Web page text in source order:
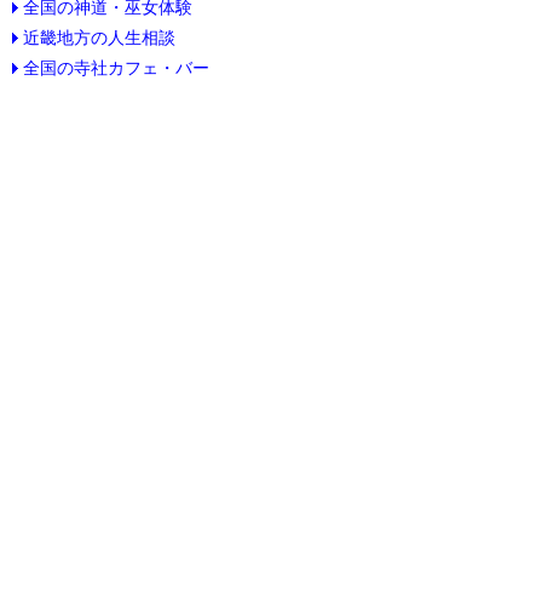
全国の神道・巫女体験
近畿地方の人生相談
全国の寺社カフェ・バー